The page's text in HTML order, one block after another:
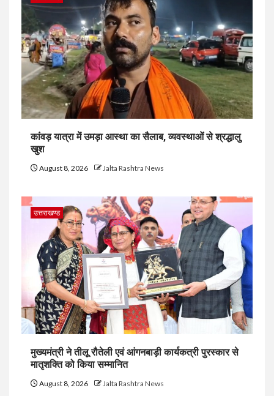
कांवड़ यात्रा में उमड़ा आस्था का सैलाब, व्यवस्थाओं से श्रद्धालु
खुश
August 8, 2026 Jalta Rashtra News
उत्तराखण्ड
मुख्यमंत्री ने तीलू रौतेली एवं आंगनबाड़ी कार्यकत्री पुरस्कार से
मातृशक्ति को किया सम्मानित
August 8, 2026 Jalta Rashtra News